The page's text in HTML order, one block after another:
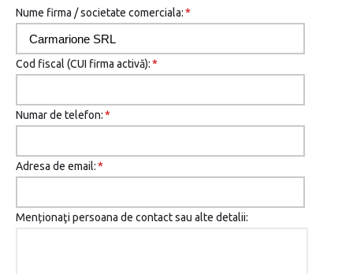
Nume firma / societate comerciala:*
Cod fiscal (CUI firma activă):*
Numar de telefon:*
Adresa de email:*
Menționaţi persoana de contact sau alte detalii: